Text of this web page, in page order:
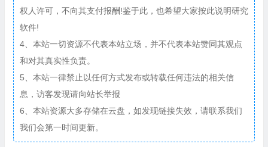
权人许可，不向其支付报酬!鉴于此，也希望大家按此说明研究
软件!
4、本站一切资源不代表本站立场，并不代表本站赞同其观点
和对其真实性负责。
5、本站一律禁止以任何方式发布或转载任何违法的相关信
息，访客发现请向站长举报
6、本站资源大多存储在云盘，如发现链接失效，请联系我们
我们会第一时间更新。